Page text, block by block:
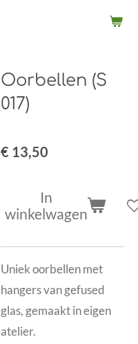
Oorbellen (S
017)
€ 13,50
In
winkelwagen
Uniek oorbellen met
hangers van gefused
glas, gemaakt in eigen
atelier.